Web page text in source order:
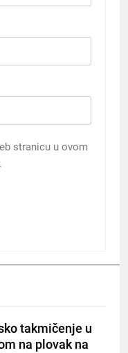
stranicu u ovom
takmičenje u
na plovak na